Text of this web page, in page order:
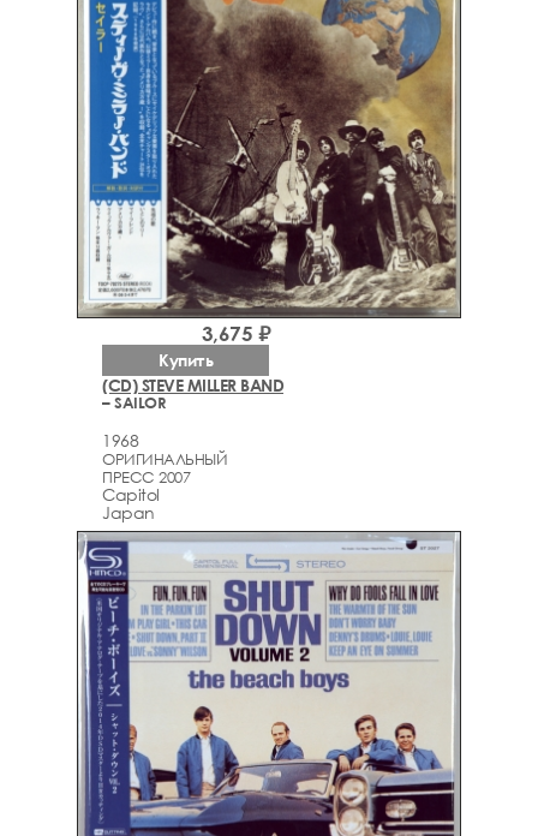
(CD) STEVE MILLER BAND
– SAILOR
1968
ОРИГИНАЛЬНЫЙ
ПРЕСС 2007
Capitol
Japan
3,675 ₽
Купить